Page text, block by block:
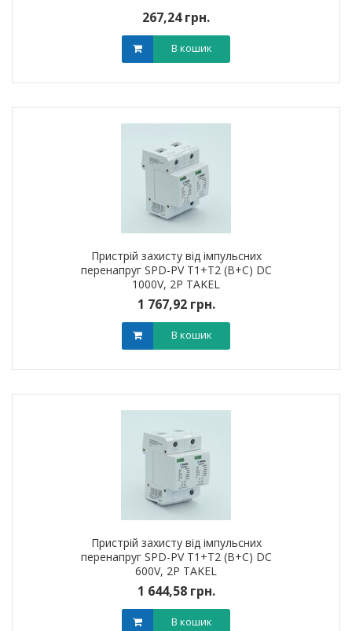
267,24 грн.
В кошик
Пристрій захисту від імпульсних
перенапруг SPD-PV T1+T2 (B+C) DC
1000V, 2Р TAKEL
1 767,92 грн.
В кошик
Пристрій захисту від імпульсних
перенапруг SPD-PV T1+T2 (B+C) DC
600V, 2Р TAKEL
1 644,58 грн.
В кошик